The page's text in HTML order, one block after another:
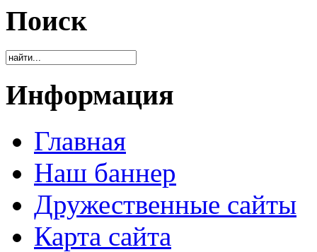
Поиск
Информация
Главная
Наш баннер
Дружественные сайты
Карта сайта